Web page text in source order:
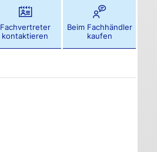
Fachvertreter
kontaktieren
Beim Fachhändler
kaufen